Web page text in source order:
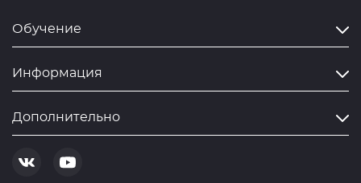
Обучение
Информация
Дополнительно